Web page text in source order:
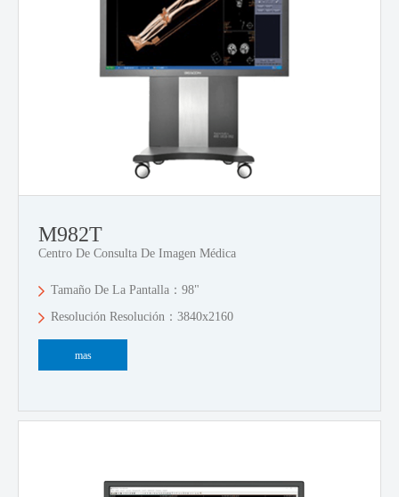
M982T
Centro De Consulta De Imagen Médica
Tamaño De La Pantalla：98"
Resolución Resolución：3840x2160
mas